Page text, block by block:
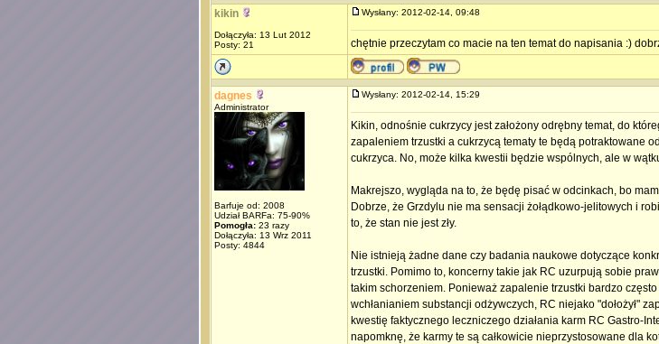
kikin
Dołączyła: 13 Lut 2012
Posty: 21
Wysłany: 2012-02-14, 09:48
chętnie przeczytam co macie na ten temat do napisania :)
dagnes
Administrator
Barfuje od: 2008
Udział BARFa: 75-90%
Pomogła: 23 razy
Dołączyła: 13 Wrz 2011
Posty: 4844
Wysłany: 2012-02-14, 15:29
Kikin, odnośnie cukrzycy jest założony odrębny temat, do
zapaleniem trzustki a cukrzycą tematy te będą potraktowane
cukrzyca. No, może kilka kwestii będzie wspólnych, ale w
Makrejszo, wygląda na to, że będę pisać w odcinkach, bo
Dobrze, że Grzdylu nie ma sensacji żołądkowo-jelitowych i
to, że stan nie jest zły.
Nie istnieją żadne dane czy badania naukowe dotyczące
trzustki. Pomimo to, koncerny takie jak RC uzurpują sobie
takim schorzeniem. Ponieważ zapalenie trzustki bardzo
wchłanianiem substancji odżywczych, RC niejako "dołożył"
kwestię faktycznego leczniczego działania karm RC Gastro-
napomknę, że karmy te są całkowicie nieprzystosowane dla